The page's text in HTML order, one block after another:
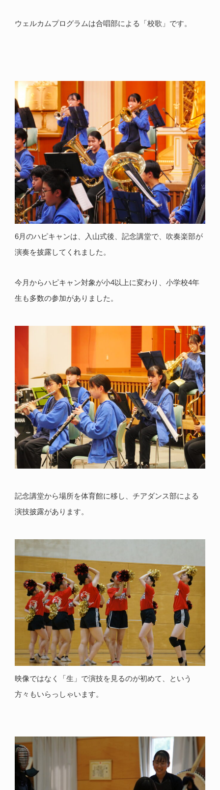
ウェルカムプログラムは合唱部による「校歌」です。
6月のハピキャンは、入山式後、記念講堂で、吹奏楽部が
演奏を披露してくれました。
今月からハピキャン対象が小4以上に変わり、小学校4年
生も多数の参加がありました。
記念講堂から場所を体育館に移し、チアダンス部による
演技披露があります。
映像ではなく「生」で演技を見るのが初めて、という
方々もいらっしゃいます。